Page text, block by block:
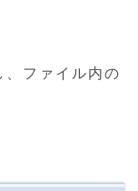
、ファイル内の